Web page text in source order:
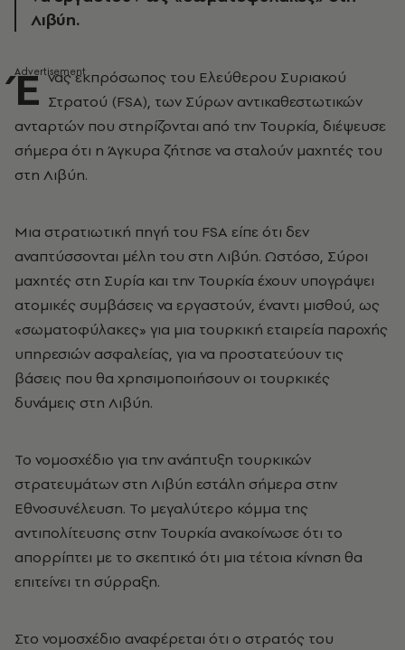
Λιβύη.
Έ νας εκπρόσωπος του Ελεύθερου Συριακού
Στρατού (FSA), των Σύρων αντικαθεστωτικών
ανταρτών που στηρίζονται από την Τουρκία, διέψευσε
σήμερα ότι η Άγκυρα ζήτησε να σταλούν μαχητές του
στη Λιβύη.
Μια στρατιωτική πηγή του FSA είπε ότι δεν
αναπτύσσονται μέλη του στη Λιβύη. Ωστόσο, Σύροι
μαχητές στη Συρία και την Τουρκία έχουν υπογράψει
ατομικές συμβάσεις να εργαστούν, έναντι μισθού, ως
«σωματοφύλακες» για μια τουρκική εταιρεία παροχής
υπηρεσιών ασφαλείας, για να προστατεύουν τις
βάσεις που θα χρησιμοποιήσουν οι τουρκικές
δυνάμεις στη Λιβύη.
Το νομοσχέδιο για την ανάπτυξη τουρκικών
στρατευμάτων στη Λιβύη εστάλη σήμερα στην
Εθνοσυνέλευση. Το μεγαλύτερο κόμμα της
αντιπολίτευσης στην Τουρκία ανακοίνωσε ότι το
απορρίπτει με το σκεπτικό ότι μια τέτοια κίνηση θα
επιτείνει τη σύρραξη.
Στο νομοσχέδιο αναφέρεται ότι ο στρατός του